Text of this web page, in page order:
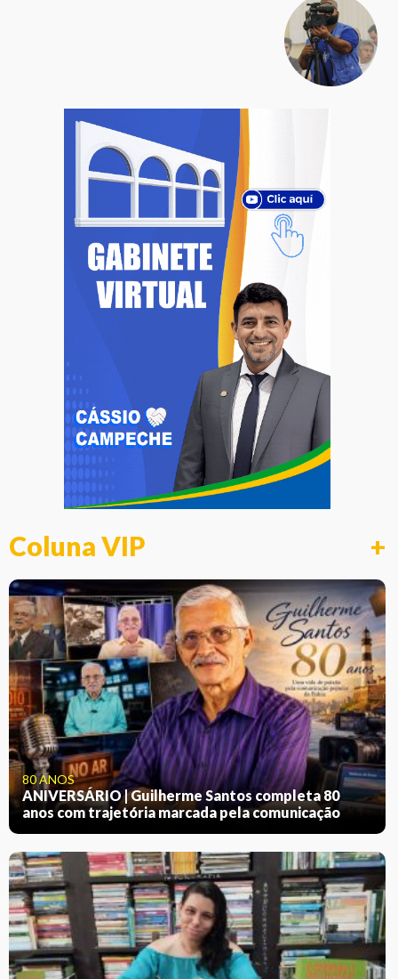
Coluna VIP +
80 ANOS
ANIVERSÁRIO | Guilherme Santos completa 80
anos com trajetória marcada pela comunicação